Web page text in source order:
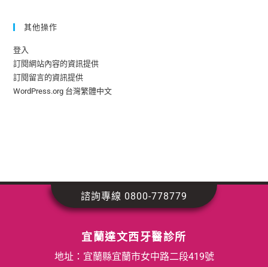
其他操作
登入
訂閱網站內容的資訊提供
訂閱留言的資訊提供
WordPress.org 台灣繁體中文
宜蘭達文西牙醫診所
地址：宜蘭縣宜蘭市女中路二段419號
諮詢專線 0800-778779